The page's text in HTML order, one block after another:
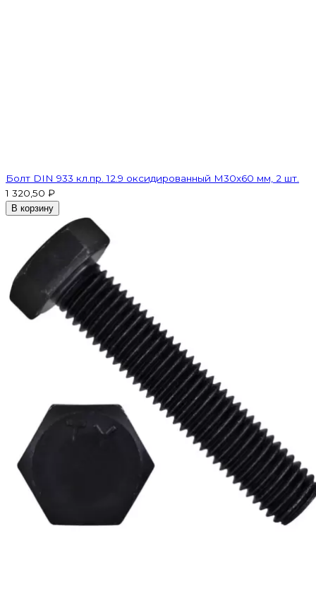
Болт DIN 933 кл.пр. 12.9 оксидированный M30х60 мм, 2 шт.
1 320,50 ₽
В корзину